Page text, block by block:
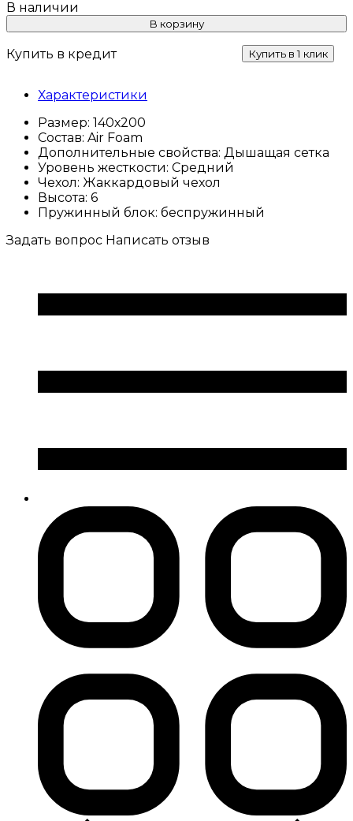
В корзину
Купить в кредит Купить в 1 клик
Характеристики
Размер: 140х200
Состав: Air Foam
Дополнительные свойства: Дышащая сетка
Уровень жесткости: Средний
Чехол: Жаккардовый чехол
Высота: 6
Пружинный блок: беспружинный
Задать вопрос Написать отзыв